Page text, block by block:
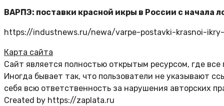
ВАРПЭ: поставки красной икры в России с начала
https://industnews.ru/newa/varpe-postavki-krasnoi-
Карта сайта
Сайт является полностью открытым ресурсом, где
Иногда бывает так, что пользователи не указывают
себя всю ответственность за нарушения авторских
Created by https://zaplata.ru